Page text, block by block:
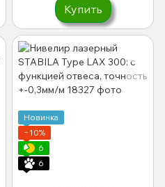
Купить
Новинка
−10%
6
6